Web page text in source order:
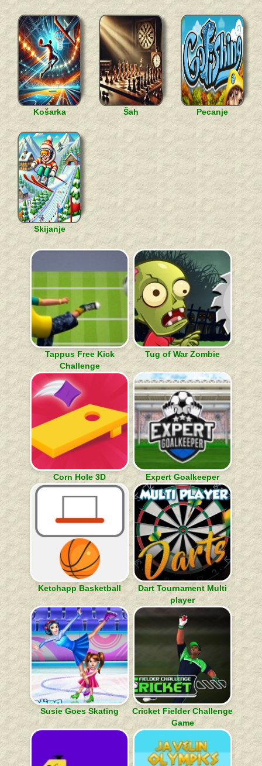
Košarka Šah Pecanje
Skijanje
Tappus Free Kick
Challenge
Tug of War Zombie
Corn Hole 3D Expert Goalkeeper
Ketchapp Basketball
Dart Tournament Multi
player
Susie Goes Skating
Cricket Fielder Challenge
Game